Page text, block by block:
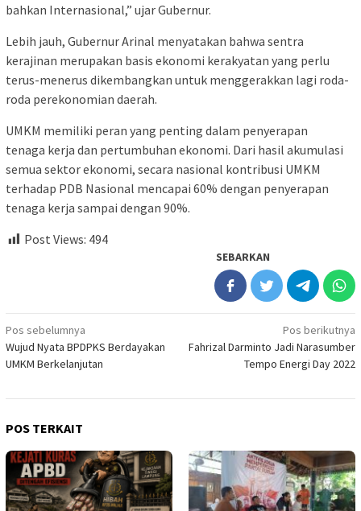
bahkan Internasional,” ujar Gubernur.
Lebih jauh, Gubernur Arinal menyatakan bahwa sentra
kerajinan merupakan basis ekonomi kerakyatan yang perlu
terus-menerus dikembangkan untuk menggerakkan lagi roda-
roda perekonomian daerah.
UMKM memiliki peran yang penting dalam penyerapan
tenaga kerja dan pertumbuhan ekonomi. Dari hasil akumulasi
semua sektor ekonomi, secara nasional kontribusi UMKM
terhadap PDB Nasional mencapai 60% dengan penyerapan
tenaga kerja sampai dengan 90%.
Post Views: 494
SEBARKAN
Navigasi
pos
Pos sebelumnya
Wujud Nyata BPDPKS Berdayakan
UMKM Berkelanjutan
Pos berikutnya
Fahrizal Darminto Jadi Narasumber
Tempo Energi Day 2022
POS TERKAIT